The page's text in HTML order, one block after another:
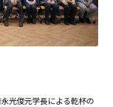
光俊元学長による乾杯の